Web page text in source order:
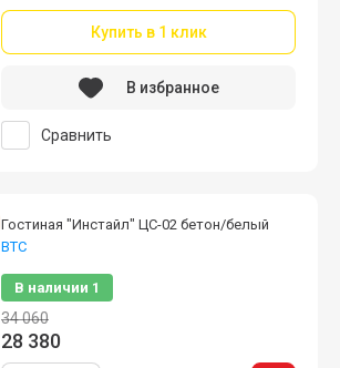
Купить в 1 клик
Сравнить
В избранное
Гостиная "Инстайл" ЦС-02 бетон/белый
ВТС
В наличии 1
34 060
28 380